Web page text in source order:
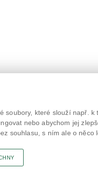
© Státní zemědělská a
Květná 15, 603 00 Brno,
ID datové schránky: avraiqg
Prohlášení o přístupnosti
soubory, které slouží např.
nebo abychom jej
souhlasu, s ním ale o něco